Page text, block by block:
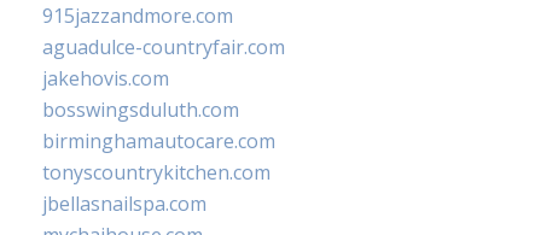
915jazzandmore.com
aguadulce-countryfair.com
jakehovis.com
bosswingsduluth.com
birminghamautocare.com
tonyscountrykitchen.com
jbellasnailspa.com